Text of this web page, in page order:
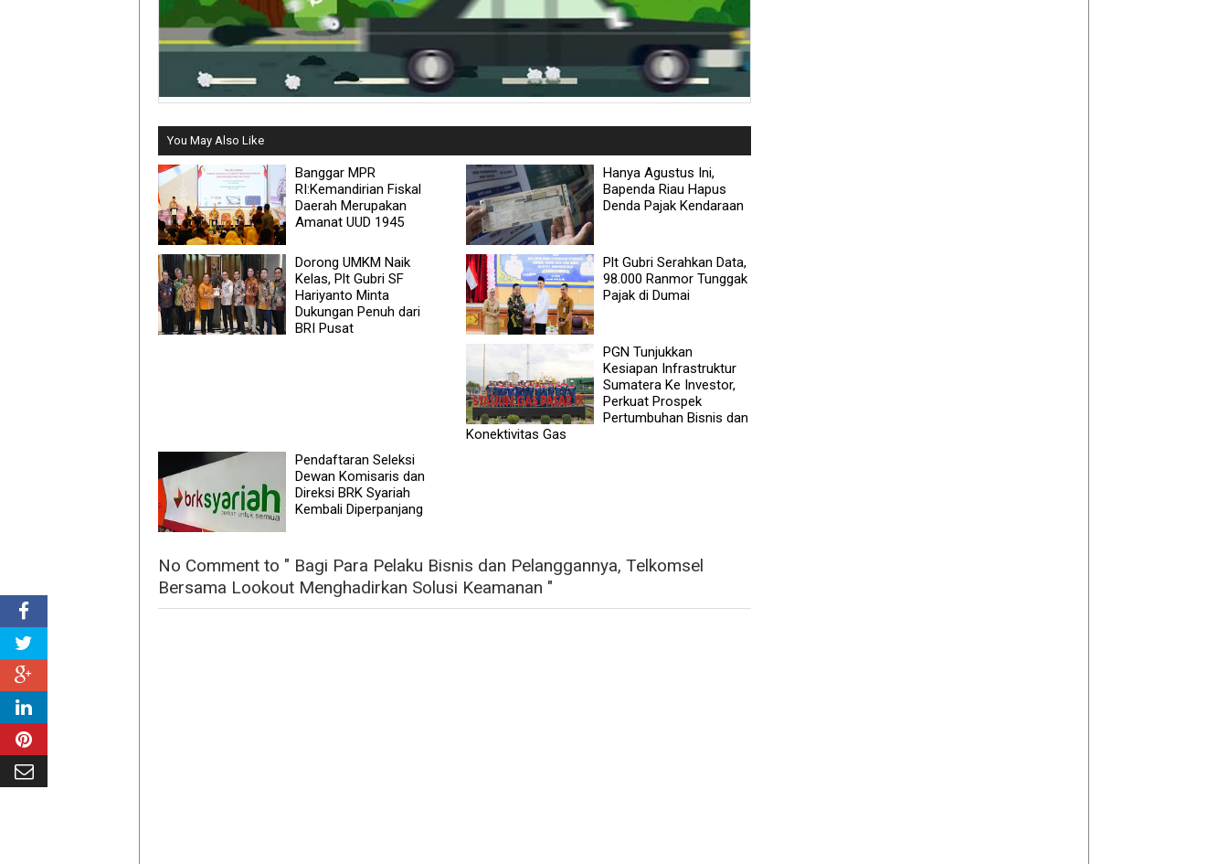
You May Also Like
Banggar MPR
RI:Kemandirian Fiskal
Daerah Merupakan
Amanat UUD 1945
Hanya Agustus Ini,
Bapenda Riau Hapus
Denda Pajak Kendaraan
Dorong UMKM Naik
Kelas, Plt Gubri SF
Hariyanto Minta
Dukungan Penuh dari
BRI Pusat
Plt Gubri Serahkan Data,
98.000 Ranmor Tunggak
Pajak di Dumai
PGN Tunjukkan
Kesiapan Infrastruktur
Sumatera Ke Investor,
Perkuat Prospek
Pertumbuhan Bisnis dan
Konektivitas Gas
Pendaftaran Seleksi
Dewan Komisaris dan
Direksi BRK Syariah
Kembali Diperpanjang
No Comment to " Bagi Para Pelaku Bisnis dan Pelanggannya, Telkomsel
Bersama Lookout Menghadirkan Solusi Keamanan "